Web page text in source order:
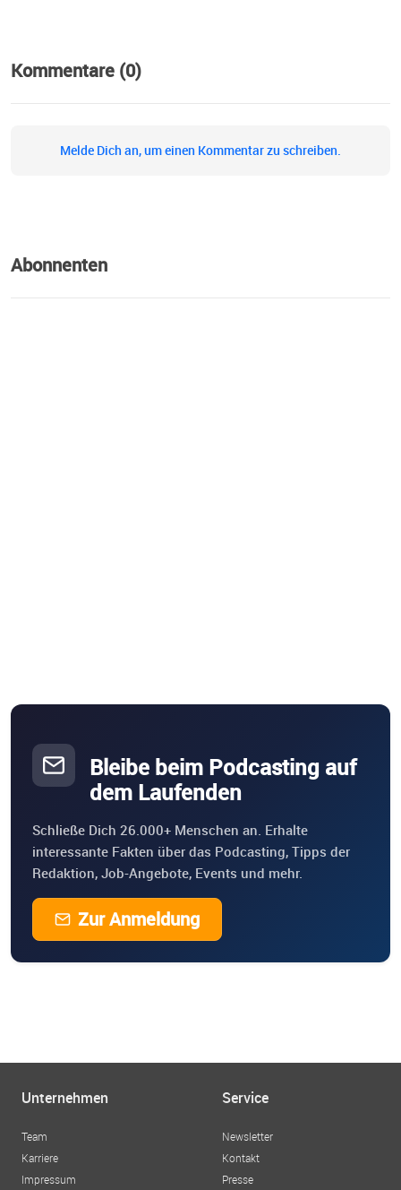
Kommentare (0)
Melde Dich an, um einen Kommentar zu schreiben.
Abonnenten
Bleibe beim Podcasting auf
dem Laufenden
Schließe Dich 26.000+ Menschen an. Erhalte
interessante Fakten über das Podcasting, Tipps der
Redaktion, Job-Angebote, Events und mehr.
Zur Anmeldung
Unternehmen
Team
Karriere
Impressum
Service
Newsletter
Kontakt
Presse